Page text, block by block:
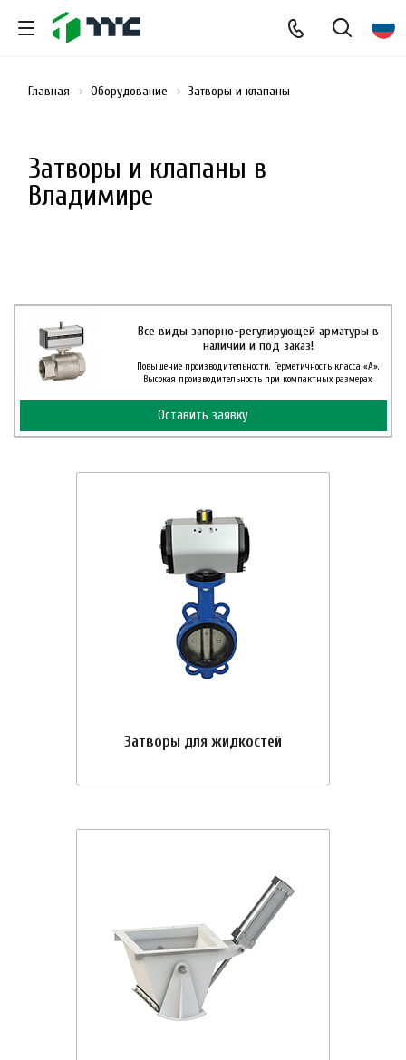
Затворы и клапаны в
Владимире
Главная Оборудование Затворы и клапаны
Все виды запорно-регулирующей арматуры в
наличии и под заказ!
Повышение производительности. Герметичность класса «А».
Высокая производительность при компактных размерах.
Оставить заявку
Затворы для жидкостей